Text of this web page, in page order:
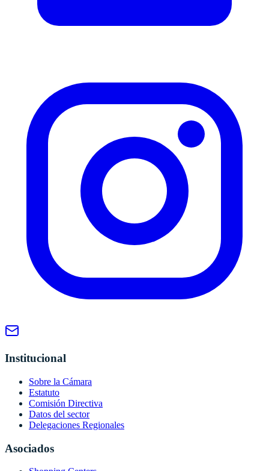
Institucional
Sobre la Cámara
Estatuto
Comisión Directiva
Datos del sector
Delegaciones Regionales
Asociados